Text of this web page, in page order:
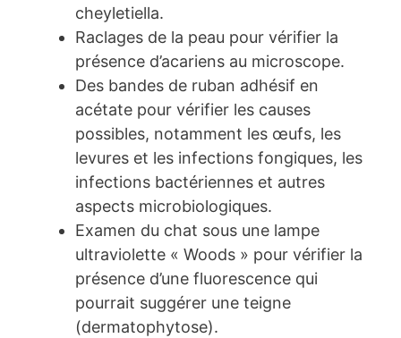
cheyletiella.
Raclages de la peau pour vérifier la
présence d’acariens au microscope.
Des bandes de ruban adhésif en
acétate pour vérifier les causes
possibles, notamment les œufs, les
levures et les infections fongiques, les
infections bactériennes et autres
aspects microbiologiques.
Examen du chat sous une lampe
ultraviolette « Woods » pour vérifier la
présence d’une fluorescence qui
pourrait suggérer une teigne
(dermatophytose).